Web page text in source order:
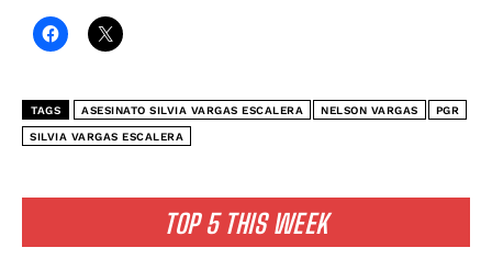
TOP 5 THIS WEEK
TAGS ASESINATO SILVIA VARGAS ESCALERA NELSON VARGAS PGR
SILVIA VARGAS ESCALERA